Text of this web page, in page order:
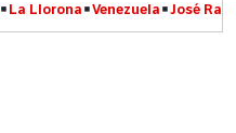
La Llorona Venezuela José